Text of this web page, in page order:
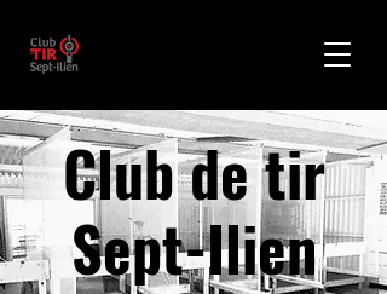
Club de tir
Sept-Ilien